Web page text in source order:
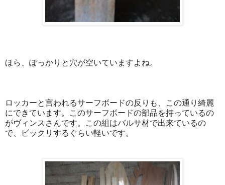
ほら、ぽっかりと穴が空いていますよね。
ロッカーと言われるサーフボードの反りも、この通り綺麗
にできています。このサーフボードの部品を持っているの
がヴィンスさんです。この組はバルサ材で出来ているの
で、ビックリするぐらい軽いです。